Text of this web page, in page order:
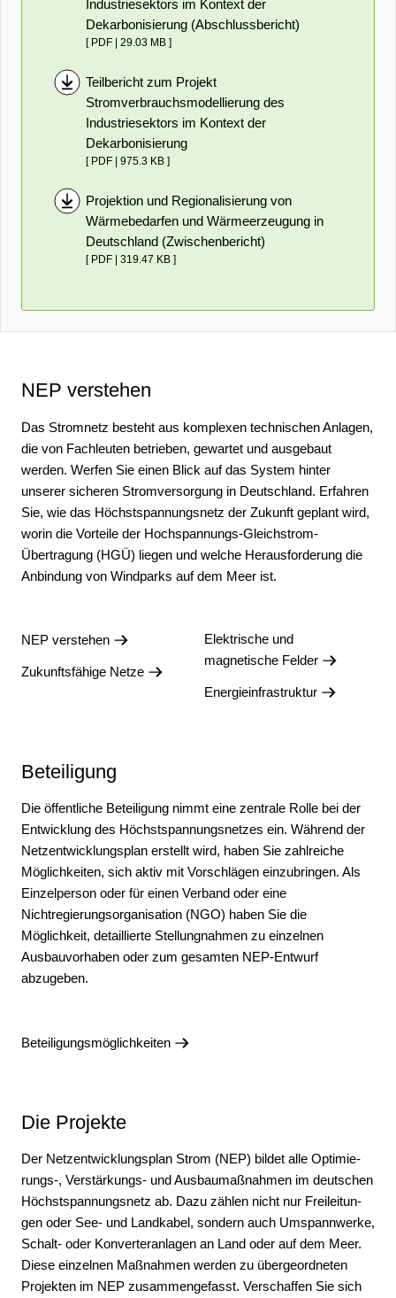
Industriesektors im Kontext der
Dekarbonisierung (Abschlussbericht)
[ PDF | 29.03 MB ]
Teilbericht zum Projekt
Stromverbrauchsmodellierung des
Industriesektors im Kontext der
Dekarbonisierung
[ PDF | 975.3 KB ]
Projektion und Regionalisierung von
Wärmebedarfen und Wärmeerzeugung in
Deutschland (Zwischenbericht)
[ PDF | 319.47 KB ]
NEP verstehen
Das Stromnetz besteht aus kom­plexen tech­nischen Anlagen,
die von Fach­leuten betrie­ben, gewartet und aus­ge­baut
werden. Werfen Sie einen Blick auf das System hinter
unserer sicheren Strom­versorgung in Deutschland. Erfahren
Sie, wie das Höchst­spannungs­netz der Zukunft geplant wird,
worin die Vor­teile der Hoch­spannungs-Gleich­strom-
Übertragung (HGÜ) liegen und welche Heraus­forderung die
Anbin­dung von Wind­parks auf dem Meer ist.
NEP verstehen
Zukunftsfähige Netze
Elektrische und
magnetische Felder
Energieinfrastruktur
Beteiligung
Die öffentliche Beteiligung nimmt eine zentrale Rolle bei der
Entwicklung des Höchstspannungsnetzes ein. Während der
Netzentwicklungsplan erstellt wird, haben Sie zahlreiche
Möglichkeiten, sich aktiv mit Vorschlägen einzubringen. Als
Einzelperson oder für einen Verband oder eine
Nichtregierungsorganisation (NGO) haben Sie die
Möglichkeit, detaillierte Stellungnahmen zu einzelnen
Ausbauvorhaben oder zum gesamten NEP-Entwurf
abzugeben.
Beteiligungsmöglichkeiten
Die Projekte
Der Netzentwicklungsplan Strom (NEP) bildet alle Opti­mie­
rungs-, Ver­stär­kungs- und Aus­bau­maß­nahmen im deutschen
Höchst­spannungs­netz ab. Dazu zählen nicht nur Frei­lei­tun­
gen oder See- und Landkabel, sondern auch Um­spann­werke,
Schalt- oder Kon­verter­anlagen an Land oder auf dem Meer.
Diese ein­zelnen Maß­nahmen werden zu über­geord­neten
Pro­jekten im NEP zusammengefasst. Verschaffen Sie sich